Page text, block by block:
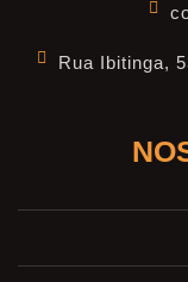
Rua Ibitinga,